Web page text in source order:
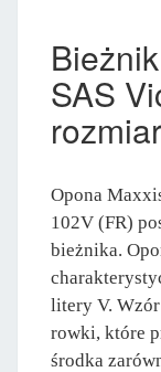
Bieżnik
SAS
Opona
102V (FR)
bieżnika.
litery V.
rowki, które
środka